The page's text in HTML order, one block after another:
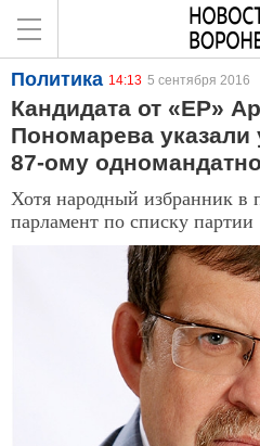
Политика 14:13 5 сентября 2016
Кандидата от «ЕР»
Пономарева
87-ому
Хотя народный избранник в
парламент по списку партии